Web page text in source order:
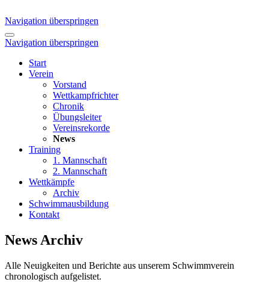
Navigation überspringen
Navigation überspringen
Start
Verein
Vorstand
Wettkampfrichter
Chronik
Übungsleiter
Vereinsrekorde
News
Training
1. Mannschaft
2. Mannschaft
Wettkämpfe
Archiv
Schwimmausbildung
Kontakt
News Archiv
Alle Neuigkeiten und Berichte aus unserem Schwimmverein
chronologisch aufgelistet.